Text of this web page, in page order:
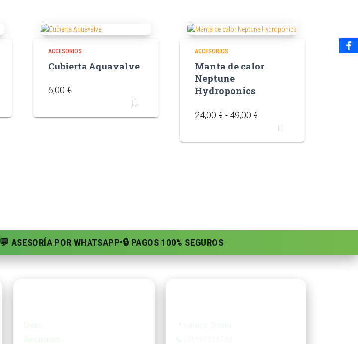
ACCESORIOS
Cubierta Aquavalve
6,00 €
ACCESORIOS
Manta de calor
Neptune
Hydroponics
24,00 €- 49,00 €
💬 ASESORÍA POR WHATSAPP•🔒 PAGOS 100% SEGUROS
Envíos
Devoluciones